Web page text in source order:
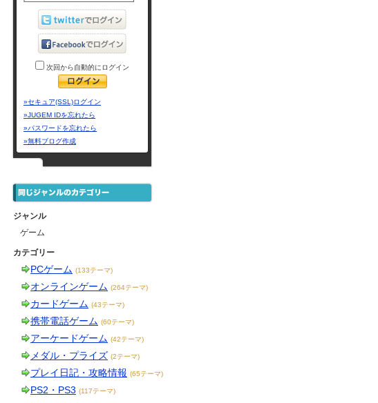
次回から自動的にログイン
»セキュア(SSL)ログイン
»JUGEM IDを忘れたら
»パスワードを忘れたら
»無料ブログ作成
ジャンル
ゲーム
カテゴリー
PCゲーム (133テーマ)
オンラインゲーム (264テーマ)
カードゲーム (43テーマ)
携帯電話ゲーム (60テーマ)
アーケードゲーム (42テーマ)
メダル・プライズ (2テーマ)
プレイ日記・攻略情報 (65テーマ)
PS2・PS3 (117テーマ)